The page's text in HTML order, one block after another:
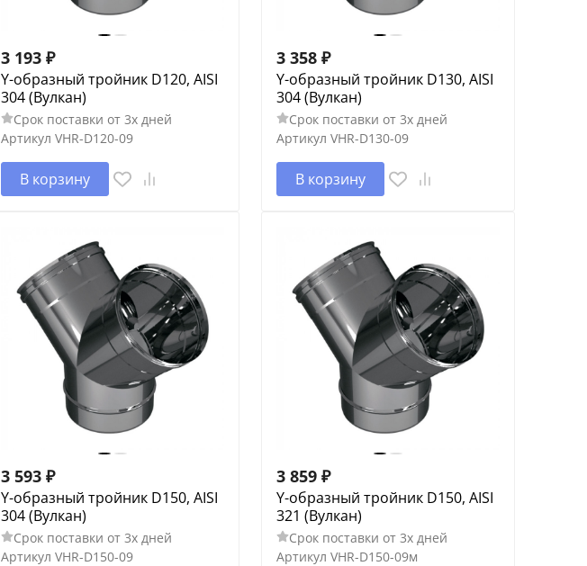
3 193 ₽
Y-образный тройник D120, AISI
304 (Вулкан)
Срок поставки от 3х дней
Артикул VHR-D120-09
В корзину
3 358 ₽
Y-образный тройник D130, AISI
304 (Вулкан)
Срок поставки от 3х дней
Артикул VHR-D130-09
В корзину
3 593 ₽
Y-образный тройник D150, AISI
304 (Вулкан)
Срок поставки от 3х дней
Артикул VHR-D150-09
3 859 ₽
Y-образный тройник D150, AISI
321 (Вулкан)
Срок поставки от 3х дней
Артикул VHR-D150-09м